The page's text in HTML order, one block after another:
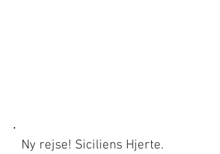
Ny rejse! Siciliens Hjerte.